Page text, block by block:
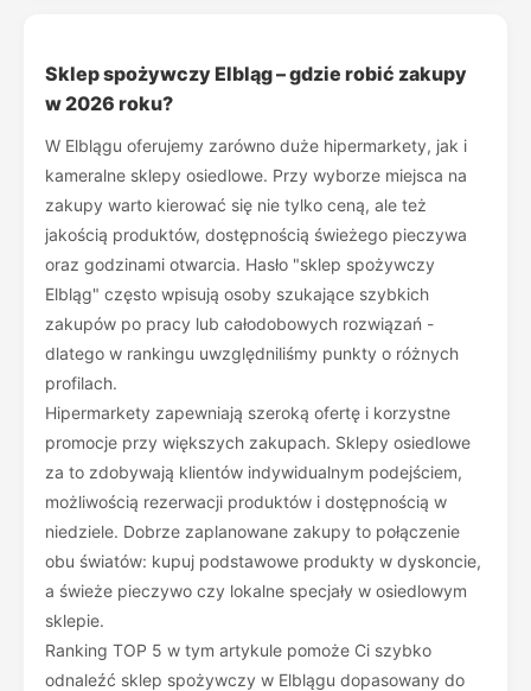
Sklep spożywczy Elbląg – gdzie robić zakupy
w 2026 roku?
W Elblągu oferujemy zarówno duże hipermarkety, jak i
kameralne sklepy osiedlowe. Przy wyborze miejsca na
zakupy warto kierować się nie tylko ceną, ale też
jakością produktów, dostępnością świeżego pieczywa
oraz godzinami otwarcia. Hasło "sklep spożywczy
Elbląg" często wpisują osoby szukające szybkich
zakupów po pracy lub całodobowych rozwiązań -
dlatego w rankingu uwzględniliśmy punkty o różnych
profilach.
Hipermarkety zapewniają szeroką ofertę i korzystne
promocje przy większych zakupach. Sklepy osiedlowe
za to zdobywają klientów indywidualnym podejściem,
możliwością rezerwacji produktów i dostępnością w
niedziele. Dobrze zaplanowane zakupy to połączenie
obu światów: kupuj podstawowe produkty w dyskoncie,
a świeże pieczywo czy lokalne specjały w osiedlowym
sklepie.
Ranking TOP 5 w tym artykule pomoże Ci szybko
odnaleźć sklep spożywczy w Elblągu dopasowany do